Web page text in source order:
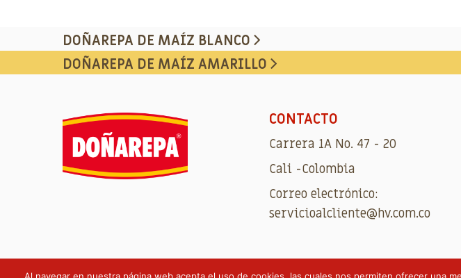
DOÑAREPA DE MAÍZ BLANCO
DOÑAREPA DE MAÍZ AMARILLO
CONTACTO
Carrera 1A No. 47 - 20
Cali -Colombia
Correo electrónico:
servicioalcliente@hv.com.co